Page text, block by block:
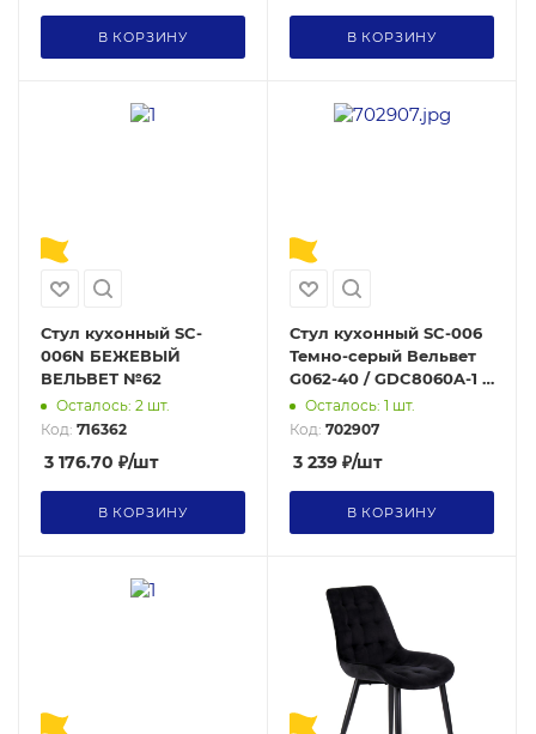
В КОРЗИНУ В КОРЗИНУ
Стул кухонный SC-
006N БЕЖЕВЫЙ
ВЕЛЬВЕТ №62
Осталось: 2 шт.
Код: 716362
3 176.70 ₽/шт
В КОРЗИНУ
Стул кухонный SC-006
Темно-серый Вельвет
G062-40 / GDC8060A-1 /
уп 4/
Осталось: 1 шт.
Код: 702907
3 239 ₽/шт
В КОРЗИНУ